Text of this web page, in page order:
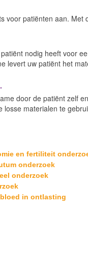
voor patiënten aan.
nodig heeft voor
levert uw patiënt het
door de patiënt zelf
materialen te
en fertiliteit
onderzoek
onderzoek
in ontlasting